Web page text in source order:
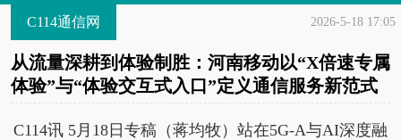
C114通信网 2026-5-18 17:05
从流量深耕到体验制胜：河南移动以“X倍速专属
体验”与“体验交互式入口”定义通信服务新范式
C114讯 5月18日专稿（蒋均牧）站在5G-A与AI深度融